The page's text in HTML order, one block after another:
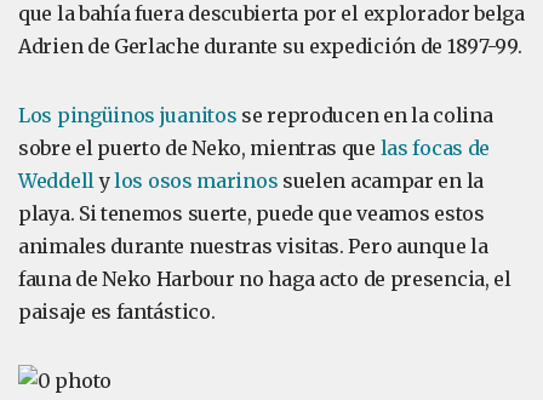
que la bahía fuera descubierta por el explorador belga
Adrien de Gerlache durante su expedición de 1897-99.
Los pingüinos juanitos se reproducen en la colina
sobre el puerto de Neko, mientras que las focas de
Weddellylos osos marinos suelen acampar en la
playa. Si tenemos suerte, puede que veamos estos
animales durante nuestras visitas. Pero aunque la
fauna de Neko Harbour no haga acto de presencia, el
paisaje es fantástico.